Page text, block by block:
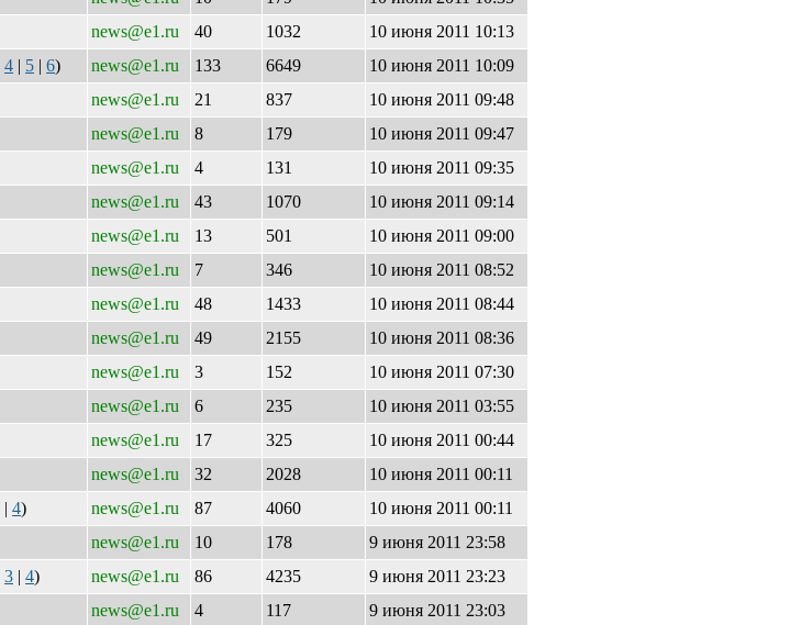
news@e1.ru 40 1032
10 июня 2011 10:13
4 | 5 | 6) news@e1.ru 133 6649
10 июня 2011 10:09
news@e1.ru 21 837
10 июня 2011 09:48
news@e1.ru 8 179
10 июня 2011 09:47
news@e1.ru 4 131
10 июня 2011 09:35
news@e1.ru 43 1070
10 июня 2011 09:14
news@e1.ru 13 501
10 июня 2011 09:00
news@e1.ru 7 346
10 июня 2011 08:52
news@e1.ru 48 1433
10 июня 2011 08:44
news@e1.ru 49 2155
10 июня 2011 08:36
news@e1.ru 3 152
10 июня 2011 07:30
news@e1.ru 6 235
10 июня 2011 03:55
news@e1.ru 17 325
10 июня 2011 00:44
news@e1.ru 32 2028
10 июня 2011 00:11
| 4) news@e1.ru 87 4060
10 июня 2011 00:11
news@e1.ru 10 178
9 июня 2011 23:58
3 | 4) news@e1.ru 86 4235
9 июня 2011 23:23
news@e1.ru 4 117
9 июня 2011 23:03